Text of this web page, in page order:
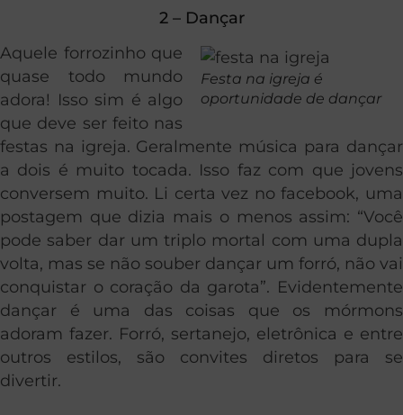
2 – Dançar
Festa na igreja é
oportunidade de dançar
Aquele forrozinho que
quase todo mundo
adora! Isso sim é algo
que deve ser feito nas
festas na igreja. Geralmente música para dançar
a dois é muito tocada. Isso faz com que jovens
conversem muito. Li certa vez no facebook, uma
postagem que dizia mais o menos assim: “Você
pode saber dar um triplo mortal com uma dupla
volta, mas se não souber dançar um forró, não vai
conquistar o coração da garota”. Evidentemente
dançar é uma das coisas que os mórmons
adoram fazer. Forró, sertanejo, eletrônica e entre
outros estilos, são convites diretos para se
divertir.